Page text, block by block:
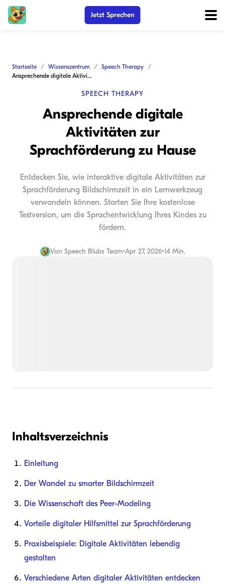
Jetzt Sprechen
Startseite Wissenszentrum
Speech Therapy
Ansprechende digitale Aktivitäten zur Sprachförderung zu Hause
SPEECH THERAPY
Ansprechende digitale
Aktivitäten zur
Sprachförderung zu Hause
Entdecken Sie, wie interaktive digitale Aktivitäten zur
Sprachförderung Bildschirmzeit in ein Lernwerkzeug
verwandeln können. Starten Sie Ihre kostenlose
Testversion, um die Sprachentwicklung Ihres Kindes zu
fördern.
Von Speech Blubs Team•Apr 27, 2026•14 Min.
Inhaltsverzeichnis
Einleitung
Der Wandel zu smarter Bildschirmzeit
Die Wissenschaft des Peer-Modeling
Vorteile digitaler Hilfsmittel zur Sprachförderung
Praxisbeispiele: Digitale Aktivitäten lebendig
gestalten
Verschiedene Arten digitaler Aktivitäten entdecken